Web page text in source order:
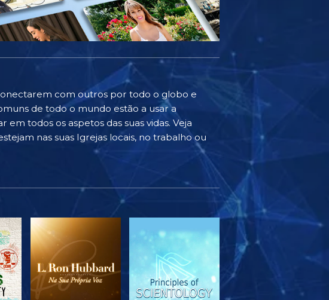
com outros por todo o globo e
de todo o mundo estão a usar a
todos os aspetos das suas vidas. Veja
nas suas Igrejas locais, no trabalho ou